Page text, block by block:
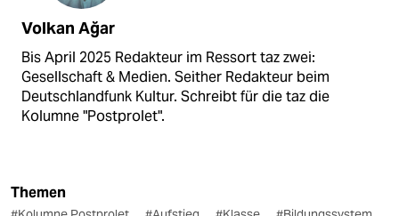
Volkan Ağar
Bis April 2025 Redakteur im Ressort taz zwei:
Gesellschaft & Medien. Seither Redakteur beim
Deutschlandfunk Kultur. Schreibt für die taz die
Kolumne "Postprolet".
Themen